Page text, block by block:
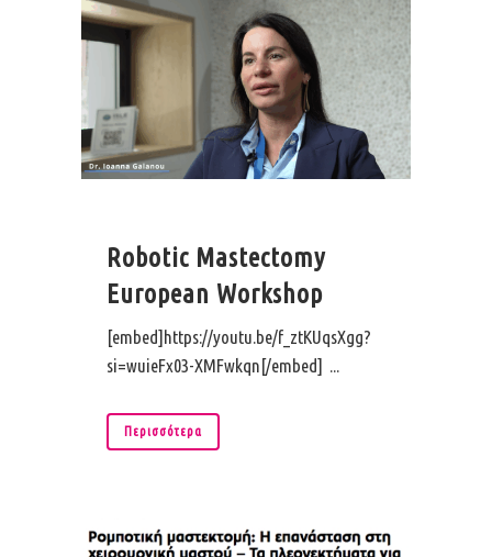
Robotic Mastectomy
European Workshop
[embed]https://youtu.be/f_ztKUqsXgg?
si=wuieFx03-XMFwkqn[/embed] ...
Περισσότερα